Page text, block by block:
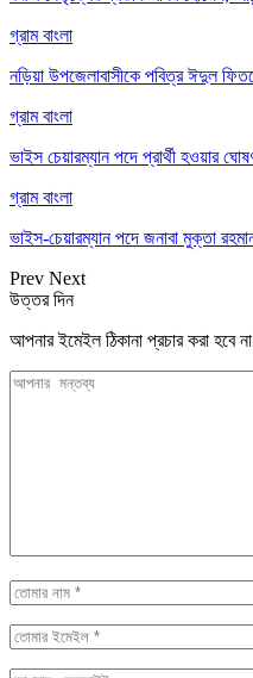
গ্রাম বাংলা
নড়িয়া উপজেলাবাসীকে পবিত্র ঈদুল
গ্রাম বাংলা
ভাইস চেয়ারম্যান পদে প্রার্থী হওয়ার
গ্রাম বাংলা
ভাইস-চেয়ারম্যান পদে জনাবা মুক্তা
Prev Next
উত্তর দিন
আপনার ইমেইল ঠিকানা প্রচার করা হবে